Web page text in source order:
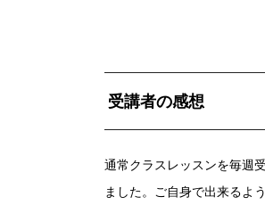
受講者の感想
通常クラスレッスンを毎週
ました。ご自身で出来るよ